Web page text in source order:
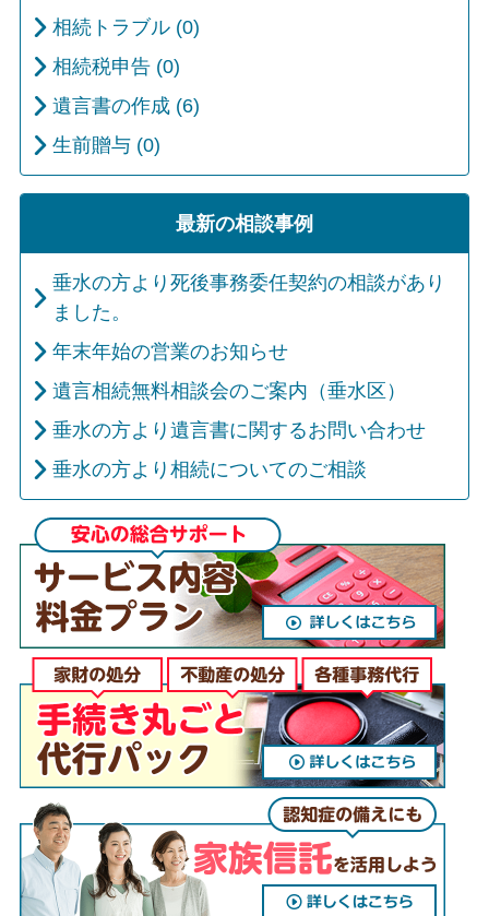
相続トラブル (0)
相続税申告 (0)
遺言書の作成 (6)
生前贈与 (0)
最新の相談事例
垂水の方より死後事務委任契約の相談があり
ました。
年末年始の営業のお知らせ
遺言相続無料相談会のご案内（垂水区）
垂水の方より遺言書に関するお問い合わせ
垂水の方より相続についてのご相談